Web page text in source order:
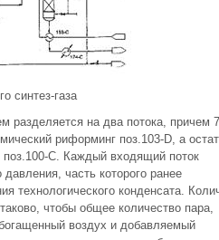
синтез-газа
разделяется на два потока, причем
риформинг поз.103-D, а
С. Каждый входящий поток
часть которого ранее
технологического конденсата.
чтобы общее количество пара,
воздух и добавляемый